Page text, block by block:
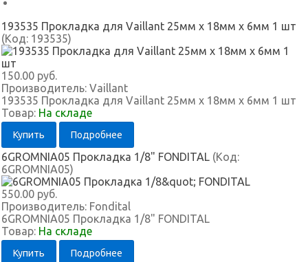
193535 Прокладка для Vaillant 25мм x 18мм x 6мм 1 шт
(Код: 193535)
150.00 руб.
Производитель: Vaillant
193535 Прокладка для Vaillant 25мм x 18мм x 6мм 1 шт
Товар: На складе
Купить Подробнее
6GROMNIA05 Прокладка 1/8" FONDITAL (Код:
6GROMNIA05)
550.00 руб.
Производитель: Fondital
6GROMNIA05 Прокладка 1/8" FONDITAL
Товар: На складе
Купить Подробнее